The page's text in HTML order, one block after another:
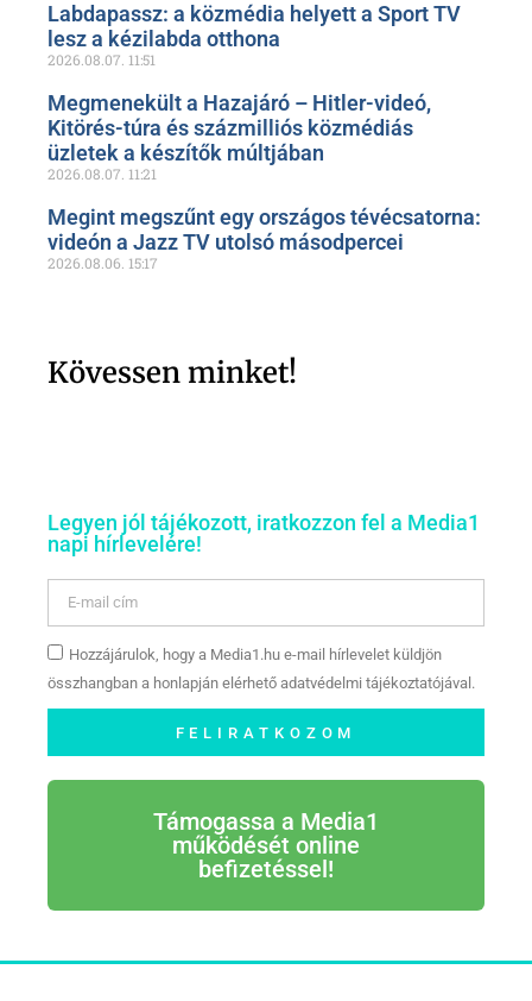
Labdapassz: a közmédia helyett a Sport TV
lesz a kézilabda otthona
2026.08.07. 11:51
Megmenekült a Hazajáró – Hitler-videó,
Kitörés-túra és százmilliós közmédiás
üzletek a készítők múltjában
2026.08.07. 11:21
Megint megszűnt egy országos tévécsatorna:
videón a Jazz TV utolsó másodpercei
2026.08.06. 15:17
Kövessen minket!
Legyen jól tájékozott, iratkozzon fel a Media1
napi hírlevelére!
Hozzájárulok, hogy a Media1.hu e-mail hírlevelet küldjön
összhangban a honlapján elérhető adatvédelmi tájékoztatójával.
FELIRATKOZOM
Támogassa a Media1
működését online
befizetéssel!